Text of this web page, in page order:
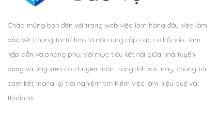
Chào mừng bạn đến với trang web việc làm hàng đầu việc làm
bảo vệ! Chúng tôi tự hào là nơi cung cấp các cơ hội việc làm
hấp dẫn và phong phú. Với mục tiêu kết nối giữa nhà tuyển
dụng và ứng viên có chuyên môn trong lĩnh vực này, chúng tôi
cam kết mang lại trải nghiệm tìm kiếm việc làm hiệu quả và
thuận lợi.